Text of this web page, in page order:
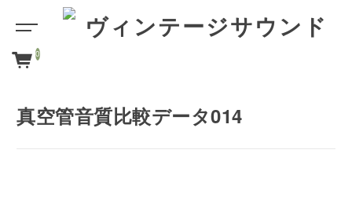
0
真空管音質比較データ014